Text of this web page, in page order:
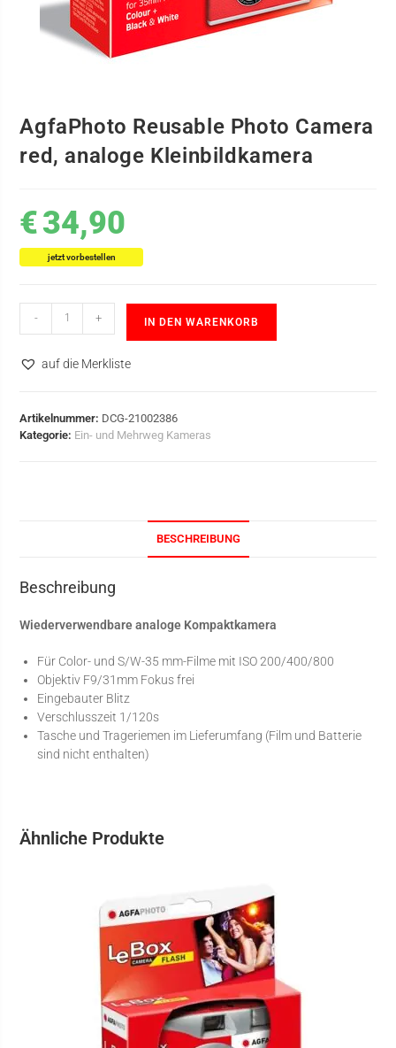
AgfaPhoto Reusable Photo Camera
red, analoge Kleinbildkamera
€34,90
jetzt vorbestellen
- + IN DEN WARENKORB
auf die Merkliste
Artikelnummer: DCG-21002386
Kategorie: Ein- und Mehrweg Kameras
BESCHREIBUNG
Beschreibung
Wiederverwendbare analoge Kompaktkamera
Für Color- und S/W-35 mm-Filme mit ISO 200/400/800
Objektiv F9/31mm Fokus frei
Eingebauter Blitz
Verschlusszeit 1/120s
Tasche und Trageriemen im Lieferumfang (Film und Batterie
sind nicht enthalten)
Ähnliche Produkte